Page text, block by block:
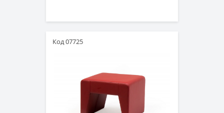
Код 07725